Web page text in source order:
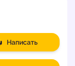
Написать